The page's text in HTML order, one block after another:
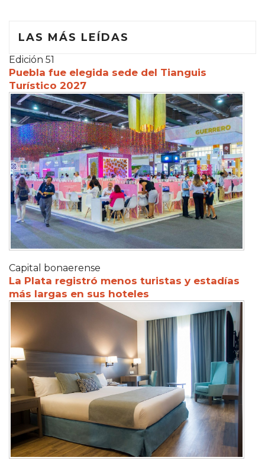
LAS MÁS LEÍDAS
Edición 51
Puebla fue elegida sede del Tianguis
Turístico 2027
Capital bonaerense
La Plata registró menos turistas y estadías
más largas en sus hoteles